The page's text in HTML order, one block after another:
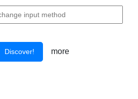
Discover! more